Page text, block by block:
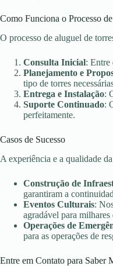
Como Funciona o Processo
O processo de aluguel de
Consulta Inicial: Entre
Planejamento e
tipo de torres
Entrega e Instalação:
Suporte Continuado:
perfeitamente.
Casos de Sucesso
A experiência e a qualidade
Construção de
garantiram a
Eventos Culturais:
agradável para milhares
Operações de
para as operações de
Entre em Contato para Saber